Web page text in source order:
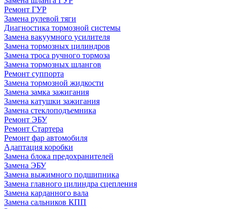
Ремонт ГУР
Замена рулевой тяги
Диагностика тормозной системы
Замена вакуумного усилителя
Замена тормозных цилиндров
Замена троса ручного тормоза
Замена тормозных шлангов
Ремонт суппорта
Замена тормозной жидкости
Замена замка зажигания
Замена катушки зажигания
Замена стеклоподъемника
Ремонт ЭБУ
Ремонт Стартера
Ремонт фар автомобиля
Адаптация коробки
Замена блока предохранителей
Замена ЭБУ
Замена выжимного подшипника
Замена главного цилиндра сцепления
Замена карданного вала
Замена сальников КПП